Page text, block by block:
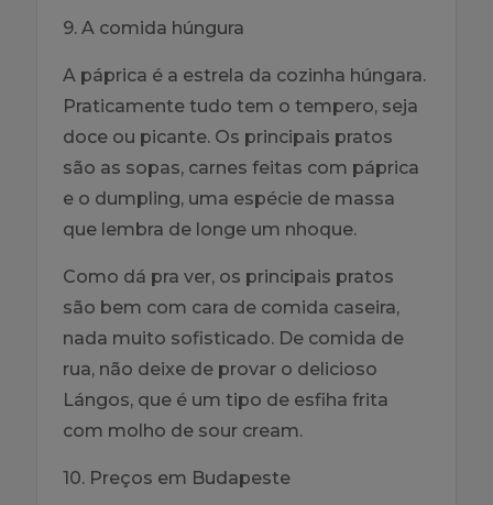
9. A comida húngura
A páprica é a estrela da cozinha húngara.
Praticamente tudo tem o tempero, seja
doce ou picante. Os principais pratos
são as sopas, carnes feitas com páprica
e o dumpling, uma espécie de massa
que lembra de longe um nhoque.
Como dá pra ver, os principais pratos
são bem com cara de comida caseira,
nada muito sofisticado. De comida de
rua, não deixe de provar o delicioso
Lángos, que é um tipo de esfiha frita
com molho de sour cream.
10. Preços em Budapeste